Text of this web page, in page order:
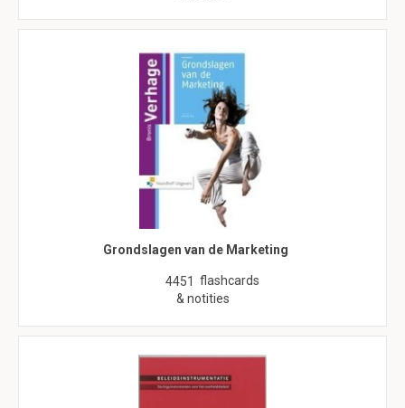
Grondslagen van de Marketing
4451 flashcards
& notities